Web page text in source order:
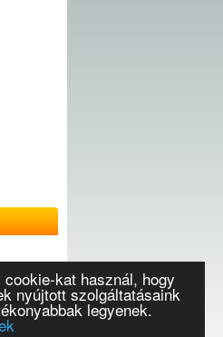
cookie-kat használ, hogy
nyújtott szolgáltatásaink
legyenek.